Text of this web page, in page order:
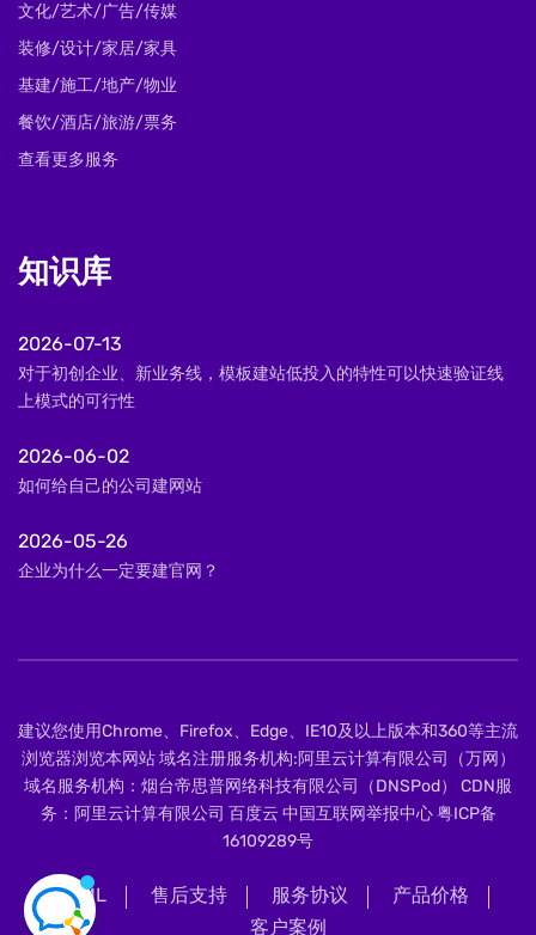
文化/艺术/广告/传媒
装修/设计/家居/家具
基建/施工/地产/物业
餐饮/酒店/旅游/票务
查看更多服务
知识库
2026-07-13
对于初创企业、新业务线，模板建站低投入的特性可以快速验证线
上模式的可行性
2026-06-02
如何给自己的公司建网站
2026-05-26
企业为什么一定要建官网？
建议您使用Chrome、Firefox、Edge、IE10及以上版本和360等主流
浏览器浏览本网站 域名注册服务机构:阿里云计算有限公司（万网）
域名服务机构：烟台帝思普网络科技有限公司（DNSPod） CDN服
务：阿里云计算有限公司 百度云 中国互联网举报中心粤ICP备
16109289号
XML 售后支持 服务协议
产品价格
客户案例